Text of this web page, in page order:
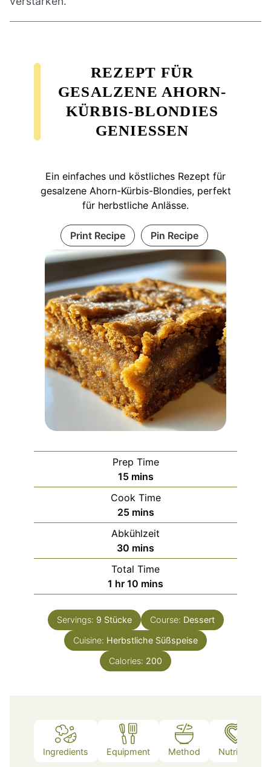
REZEPT FÜR
GESALZENE AHORN-
KÜRBIS-BLONDIES
GENIESSEN
Ein einfaches und köstliches Rezept für
gesalzene Ahorn-Kürbis-Blondies, perfekt
für herbstliche Anlässe.
Print Recipe Pin Recipe
Prep Time
15minutes
mins
Cook Time
25minutes
mins
Abkühlzeit
30 minutes
mins
Total Time
1 hour
hr 10 minutes
mins
Servings: 9 Stücke Course: Dessert
Cuisine: Herbstliche Süßspeise
Calories: 200
Ingredients Equipment Method Nutrition